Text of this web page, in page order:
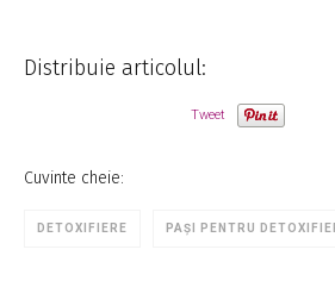
Distribuie articolul:
Tweet
Cuvinte cheie:
DETOXIFIERE PAȘI PENTRU